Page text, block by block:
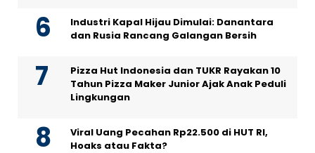
Industri Kapal Hijau Dimulai: Danantara
dan Rusia Rancang Galangan Bersih
Pizza Hut Indonesia dan TUKR Rayakan 10
Tahun Pizza Maker Junior Ajak Anak Peduli
Lingkungan
Viral Uang Pecahan Rp22.500 di HUT RI,
Hoaks atau Fakta?